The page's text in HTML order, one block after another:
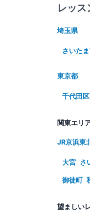
レッス
埼玉県
さいた
東京都
千代田区
関東エリ
JR京浜東
大宮 さ
御徒町
望ましい